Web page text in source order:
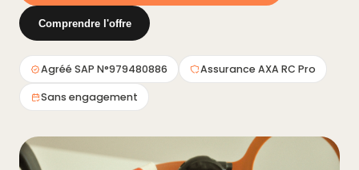
Comprendre l'offre
Agréé SAP N°979480886 Assurance AXA RC Pro
Sans engagement